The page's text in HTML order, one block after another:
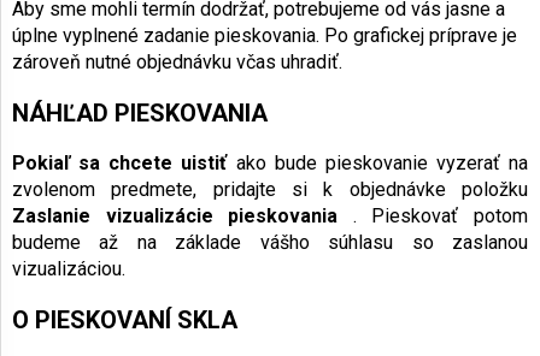
Aby sme mohli termín dodržať, potrebujeme od vás jasne a
úplne vyplnené zadanie pieskovania. Po grafickej príprave je
zároveň nutné objednávku včas uhradiť.
NÁHĽAD PIESKOVANIA
Pokiaľ sa chcete uistiťako bude pieskovanie vyzerať na
zvolenom predmete, pridajte si k objednávke položku
Zaslanie vizualizácie pieskovania . Pieskovať potom
budeme až na základe vášho súhlasu so zaslanou
vizualizáciou.
O PIESKOVANÍ SKLA